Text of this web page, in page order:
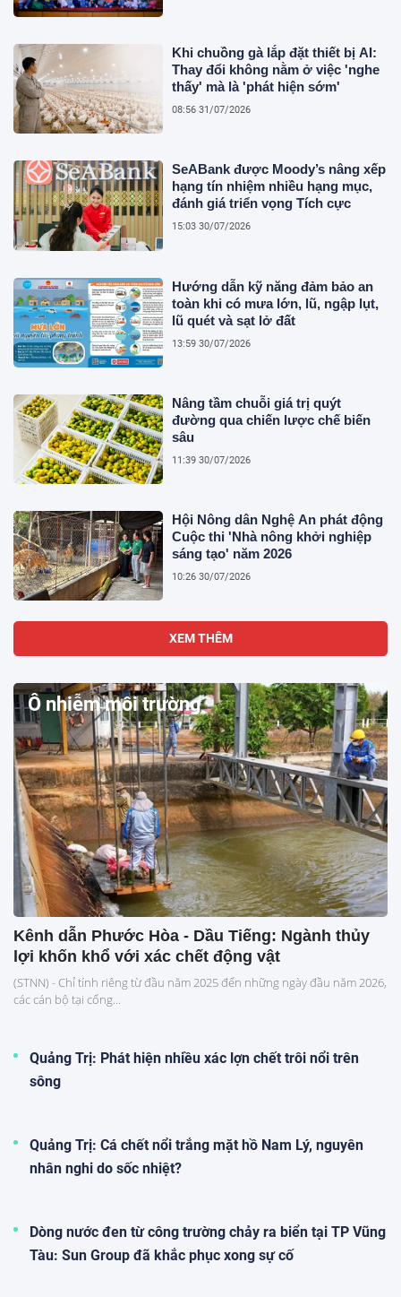
Khi chuồng gà lắp đặt thiết bị AI:
Thay đổi không nằm ở việc 'nghe
thấy' mà là 'phát hiện sớm'
08:56 31/07/2026
SeABank được Moody’s nâng xếp
hạng tín nhiệm nhiều hạng mục,
đánh giá triển vọng Tích cực
15:03 30/07/2026
Hướng dẫn kỹ năng đảm bảo an
toàn khi có mưa lớn, lũ, ngập lụt,
lũ quét và sạt lở đất
13:59 30/07/2026
Nâng tầm chuỗi giá trị quýt
đường qua chiến lược chế biến
sâu
11:39 30/07/2026
Hội Nông dân Nghệ An phát động
Cuộc thi 'Nhà nông khởi nghiệp
sáng tạo' năm 2026
10:26 30/07/2026
XEM THÊM
Ô nhiễm môi trường
Kênh dẫn Phước Hòa - Dầu Tiếng: Ngành thủy
lợi khốn khổ với xác chết động vật
(STNN) - Chỉ tính riêng từ đầu năm 2025 đến những ngày đầu năm 2026,
các cán bộ tại cống...
Quảng Trị: Phát hiện nhiều xác lợn chết trôi nổi trên
sông
Quảng Trị: Cá chết nổi trắng mặt hồ Nam Lý, nguyên
nhân nghi do sốc nhiệt?
Dòng nước đen từ công trường chảy ra biển tại TP Vũng
Tàu: Sun Group đã khắc phục xong sự cố